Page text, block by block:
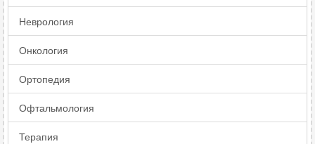
Неврология
Онкология
Ортопедия
Офтальмология
Терапия